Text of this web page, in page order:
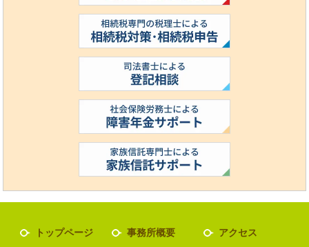
トップページ
事務所概要
アクセス